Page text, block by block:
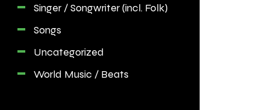
Singer / Songwriter (incl. Folk)
Songs
Uncategorized
World Music / Beats